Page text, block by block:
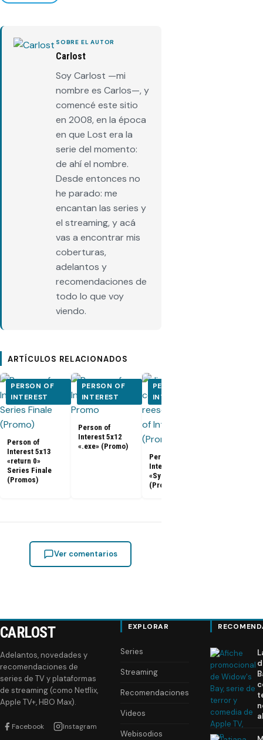
SOBRE EL AUTOR
Carlost
Soy Carlost —mi
nombre es Carlos—, y
comencé este sitio
en 2008, en la época
en que Lost era la
serie del momento:
de ahí el nombre.
Desde entonces no
he parado: me
encantan las series y
el streaming, y acá
vas a encontrar mis
coberturas,
adelantos y
recomendaciones de
todo lo que voy
viendo.
ARTÍCULOS RELACIONADOS
PERSON OF
INTEREST
Person of
Interest 5x13
«return 0»
Series Finale
(Promos)
PERSON OF
INTEREST
Person of
Interest 5x12
«.exe» (Promo)
PERSON OF
INTEREST
Person of
Interest 5x11
«Synecdoche»
(Promo)
Ver comentarios
CARLOST
Adelantos, novedades y
recomendaciones de
series de TV y plataformas
de streaming (como Netflix,
Apple TV+, HBO Max).
Facebook Instagram
EXPLORAR
Series
Streaming
Recomendaciones
Videos
Webisodios